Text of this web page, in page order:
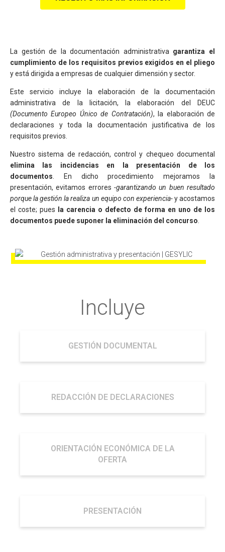
La gestión de la documentación administrativa garantiza el
cumplimiento de los requisitos previos exigidos en el pliego
y está dirigida a empresas de cualquier dimensión y sector.
Este servicio incluye la elaboración de la documentación
administrativa de la licitación, la elaboración del DEUC
(Documento Europeo Único de Contratación), la elaboración de
declaraciones y toda la documentación justificativa de los
requisitos previos.
Nuestro sistema de redacción, control y chequeo documental
elimina las incidencias en la presentación de los
documentos . En dicho procedimiento mejoramos la
presentación, evitamos errores -garantizando un buen resultado
porque la gestión la realiza un equipo con experiencia-y acostamos
el coste; pues la carencia o defecto de forma en uno de los
documentos puede suponer la eliminación del concurso
Incluye
GESTIÓN DOCUMENTAL
REDACCIÓN DE DECLARACIONES
ORIENTACIÓN ECONÓMICA DE LA
OFERTA
PRESENTACIÓN